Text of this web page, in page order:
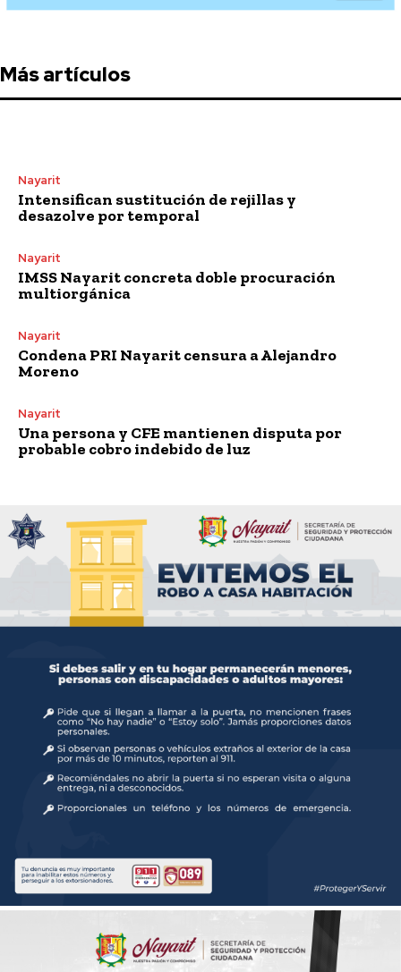
Más artículos
Nayarit
Intensifican sustitución de rejillas y
desazolve por temporal
Nayarit
IMSS Nayarit concreta doble procuración
multiorgánica
Nayarit
Condena PRI Nayarit censura a Alejandro
Moreno
Nayarit
Una persona y CFE mantienen disputa por
probable cobro indebido de luz